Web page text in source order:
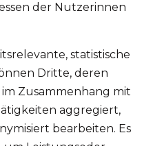
der Nutzerinnen
statistische
Dritte, deren
Zusammenhang mit
aggregiert,
bearbeiten. Es